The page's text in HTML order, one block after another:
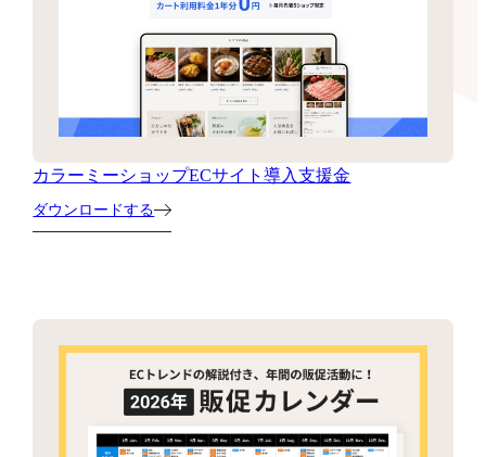
カラーミーショップECサイト導入支援金
ダウンロードする